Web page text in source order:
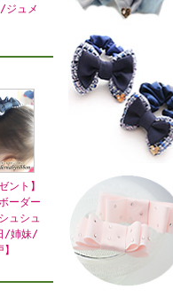
ュメ
ント】
ーダー
ュシュ
/姉妹/